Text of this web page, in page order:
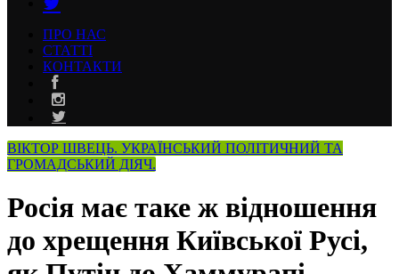
ПРО НАС
СТАТТІ
КОНТАКТИ
ВІКТОР ШВЕЦЬ. УКРАЇНСЬКИЙ ПОЛІТИЧНИЙ ТА
ГРОМАДСЬКИЙ ДІЯЧ.
Росія має таке ж відношення
до хрещення Київської Русі,